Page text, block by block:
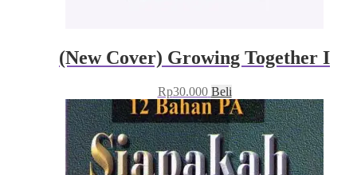
(New Cover) Growing Together I
Rp30.000 Beli